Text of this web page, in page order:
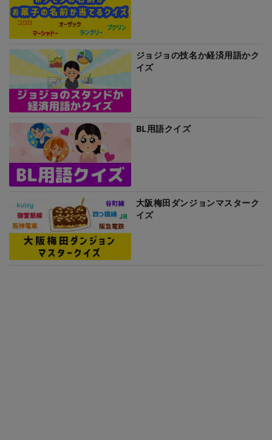
ジョジョの技名か経済用語かク
イズ
BL用語クイズ
大阪梅田ダンジョンマスターク
イズ